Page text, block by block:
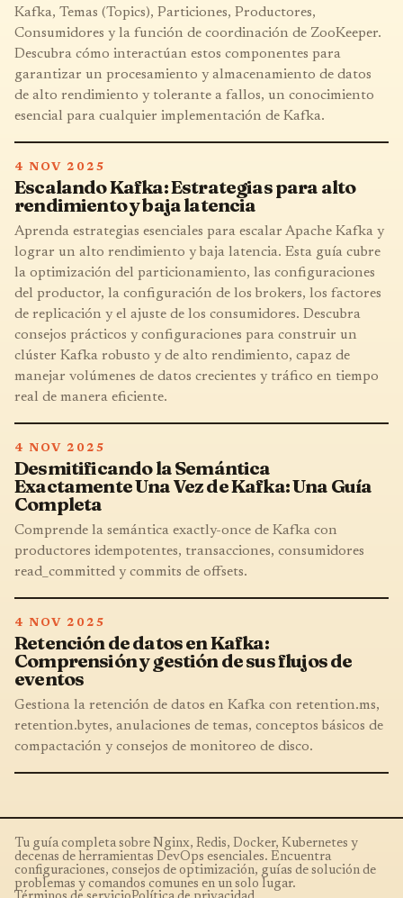
Kafka, Temas (Topics), Particiones, Productores,
Consumidores y la función de coordinación de ZooKeeper.
Descubra cómo interactúan estos componentes para
garantizar un procesamiento y almacenamiento de datos
de alto rendimiento y tolerante a fallos, un conocimiento
esencial para cualquier implementación de Kafka.
4 NOV 2025
Escalando Kafka: Estrategias para alto
rendimiento y baja latencia
Aprenda estrategias esenciales para escalar Apache Kafka y
lograr un alto rendimiento y baja latencia. Esta guía cubre
la optimización del particionamiento, las configuraciones
del productor, la configuración de los brokers, los factores
de replicación y el ajuste de los consumidores. Descubra
consejos prácticos y configuraciones para construir un
clúster Kafka robusto y de alto rendimiento, capaz de
manejar volúmenes de datos crecientes y tráfico en tiempo
real de manera eficiente.
4 NOV 2025
Desmitificando la Semántica
Exactamente Una Vez de Kafka: Una Guía
Completa
Comprende la semántica exactly-once de Kafka con
productores idempotentes, transacciones, consumidores
read_committed y commits de offsets.
4 NOV 2025
Retención de datos en Kafka:
Comprensión y gestión de sus flujos de
eventos
Gestiona la retención de datos en Kafka con retention.ms,
retention.bytes, anulaciones de temas, conceptos básicos de
compactación y consejos de monitoreo de disco.
Tu guía completa sobre Nginx, Redis, Docker, Kubernetes y
decenas de herramientas DevOps esenciales. Encuentra
configuraciones, consejos de optimización, guías de solución de
problemas y comandos comunes en un solo lugar.